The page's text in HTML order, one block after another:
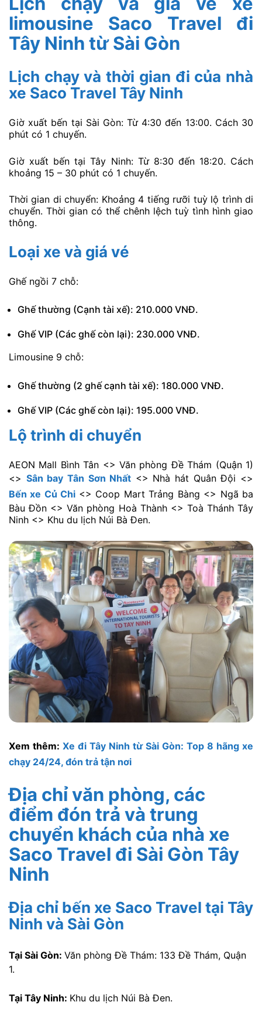
limousine Saco Travel đi
Tây Ninh từ Sài Gòn
Lịch chạy và thời gian đi của nhà
xe Saco Travel Tây Ninh
Giờ xuất bến tại Sài Gòn: Từ 4:30 đến 13:00. Cách 30
phút có 1 chuyến.
Giờ xuất bến tại Tây Ninh: Từ 8:30 đến 18:20. Cách
khoảng 15 – 30 phút có 1 chuyến.
Thời gian di chuyển: Khoảng 4 tiếng rưỡi tuỳ lộ trình di
chuyển. Thời gian có thể chênh lệch tuỳ tình hình giao
thông.
Loại xe và giá vé
Ghế ngồi 7 chỗ:
Ghế thường (Cạnh tài xế): 210.000 VNĐ.
Ghế VIP (Các ghế còn lại): 230.000 VNĐ.
Limousine 9 chỗ:
Ghế thường (2 ghế cạnh tài xế): 180.000 VNĐ.
Ghế VIP (Các ghế còn lại): 195.000 VNĐ.
Lộ trình di chuyển
AEON Mall Bình Tân <> Văn phòng Đề Thám (Quận 1)
<> Sân bay Tân Sơn Nhất <> Nhà hát Quân Đội <>
Bến xe Củ Chi <> Coop Mart Trảng Bàng <> Ngã ba
Bàu Đồn <> Văn phòng Hoà Thành <> Toà Thánh Tây
Ninh <> Khu du lịch Núi Bà Đen.
Xem thêm: Xe đi Tây Ninh từ Sài Gòn: Top 8 hãng xe
chạy 24/24, đón trả tận nơi
Địa chỉ văn phòng, các
điểm đón trả và trung
chuyển khách của nhà xe
Saco Travel đi Sài Gòn Tây
Ninh
Địa chỉ bến xe Saco Travel tại Tây
Ninh và Sài Gòn
Tại Sài Gòn: Văn phòng Đề Thám: 133 Đề Thám, Quận
1.
Tại Tây Ninh: Khu du lịch Núi Bà Đen.